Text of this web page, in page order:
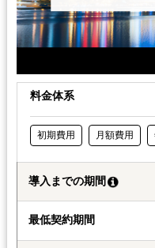
料金体系
初期費用 月額費用
導入までの期間
最低契約期間